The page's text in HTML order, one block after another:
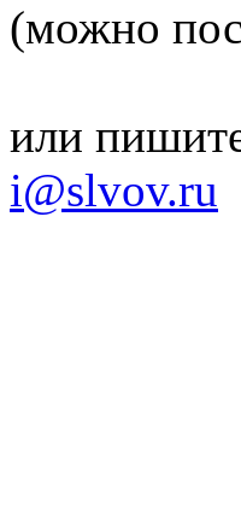
(можно
или
i@slvov.ru